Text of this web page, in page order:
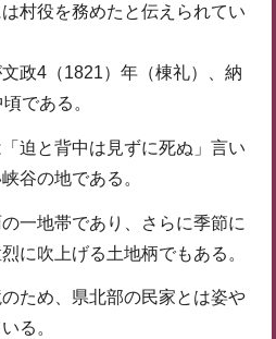
村役を務めたと伝えられてい
政4（1821）年（棟礼）、納
である。
迫と背中は見ずに死ぬ」言い
谷の地である。
一地帯であり、さらに季節に
に吹上げる土地柄でもある。
ため、県北部の民家とは姿や
る。